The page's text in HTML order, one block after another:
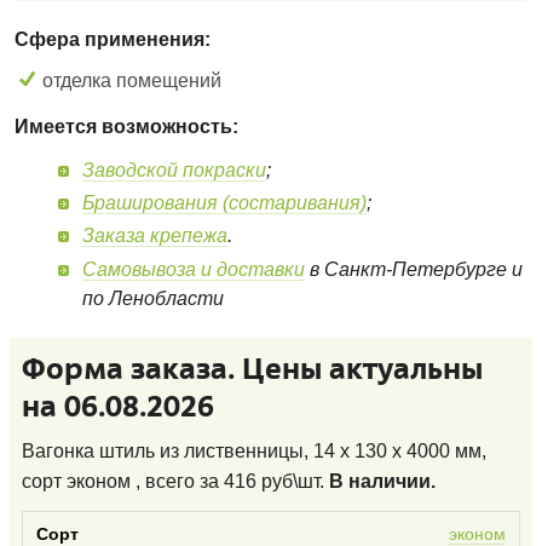
Сфера применения:
отделка помещений
Имеется возможность:
Заводской покраски;
Браширования (состаривания);
Заказа крепежа.
Самовывоза и доставки в Санкт-Петербурге и
по Ленобласти
Форма заказа. Цены актуальны
на 06.08.2026
Вагонка штиль из лиственницы, 14 x 130 x 4000 мм,
сорт эконом , всего за 416 руб\шт. В наличии.
эконом